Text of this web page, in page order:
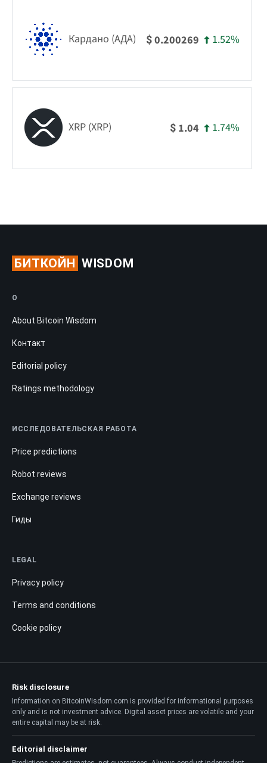
Кардано (АДА) $0.200269 1.52%
XRP (XRP) $ 1.04 1.74%
БИТКОЙН WISDOM
О
About Bitcoin Wisdom
Контакт
Editorial policy
Ratings methodology
ИССЛЕДОВАТЕЛЬСКАЯ РАБОТА
Price predictions
Robot reviews
Exchange reviews
Гиды
LEGAL
Privacy policy
Terms and conditions
Cookie policy
Risk disclosure
Information on BitcoinWisdom.com is provided for informational purposes
only and is not investment advice. Digital asset prices are volatile and your
entire capital may be at risk.
Editorial disclaimer